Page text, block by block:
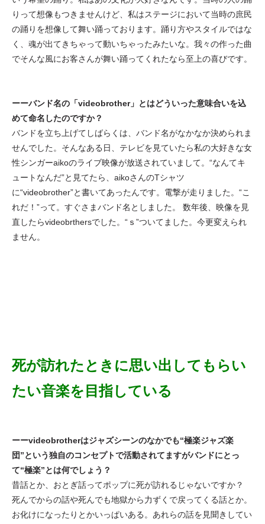
りって想像もつきませんけど、私はステージにおいて当時の庶民
の踊りを想像して舞い踊っております。踊り方やスタイルではな
く、魂が出てきちゃって動いちゃったみたいな。我々の作った曲
でそんな風にお客さんが舞い踊ってくれたなら至上の喜びです。
ーーバンド名の「videobrother」とはどういった意味合いを込
めて命名したのですか？
バンドを立ち上げてしばらくは、バンド名がなかなか決められま
せんでした。そんなある日、テレビを見ていたら私の大好きな女
性シンガーaikoのライブ映像が放送されていまして。“なんてキ
ュートなんだ”と見てたら、aikoさんのTシャツ
に“videobrother”と書いてあったんです。電撃が走りました。“こ
れだ！”って。すぐさまバンド名としました。 数年後、映像を見
直したらvideobrthersでした。“ｓ”ついてました。今更変えられ
ません。
死が訪れたときに思い出してもらい
たい音楽を目指している
ーーvideobrotherはジャズシーンのなかでも“極楽ジャズ楽
団”という独自のコンセプトで活動されてますがバンドにとっ
て“極楽”とは何でしょう？
昔話とか、おとぎ話ってポップに死が訪れるじゃないですか？
死んでからの話や死んでも地獄から力ずくで戻ってくる話とか。
お化けになったりとかいっぱいある。あれらの話を見聞きしてい